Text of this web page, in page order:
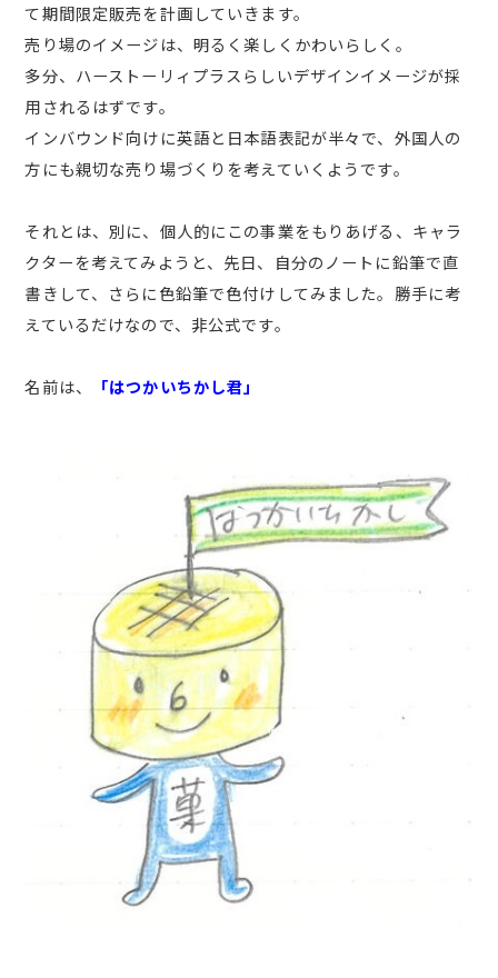
て期間限定販売を計画していきます。
売り場のイメージは、明るく楽しくかわいらしく。
多分、ハーストーリィプラスらしいデザインイメージが採
用されるはずです。
インバウンド向けに英語と日本語表記が半々で、外国人の
方にも親切な売り場づくりを考えていくようです。
それとは、別に、個人的にこの事業をもりあげる、キャラ
クターを考えてみようと、先日、自分のノートに鉛筆で直
書きして、さらに色鉛筆で色付けしてみました。勝手に考
えているだけなので、非公式です。
名前は、 「はつかいちかし君」